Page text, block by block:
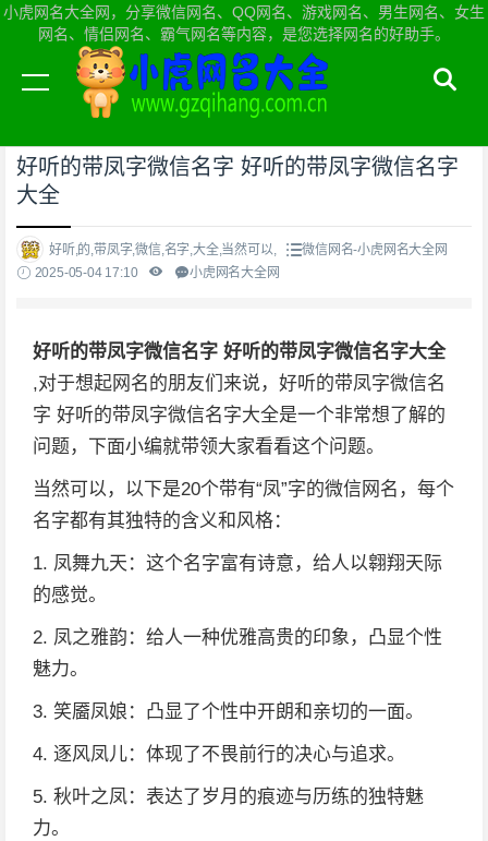
小虎网名大全网，分享微信网名、QQ网名、游戏网名、男生网名、女生
网名、情侣网名、霸气网名等内容，是您选择网名的好助手。
当前位置：小虎网名大全网首页>微信网名
好听的带凤字微信名字 好听的带凤字微信名字
大全
好听,的,带凤字,微信,名字,大全,当然可以,
微信网名-小虎网名大全网
2025-05-04 17:10
小虎网名大全网
好听的带凤字微信名字 好听的带凤字微信名字大全
,对于想起网名的朋友们来说，好听的带凤字微信名
字 好听的带凤字微信名字大全是一个非常想了解的
问题，下面小编就带领大家看看这个问题。
当然可以，以下是20个带有“凤”字的微信网名，每个
名字都有其独特的含义和风格：
1. 凤舞九天：这个名字富有诗意，给人以翱翔天际
的感觉。
2. 凤之雅韵：给人一种优雅高贵的印象，凸显个性
魅力。
3. 笑靥凤娘：凸显了个性中开朗和亲切的一面。
4. 逐风凤儿：体现了不畏前行的决心与追求。
5. 秋叶之凤：表达了岁月的痕迹与历练的独特魅
力。